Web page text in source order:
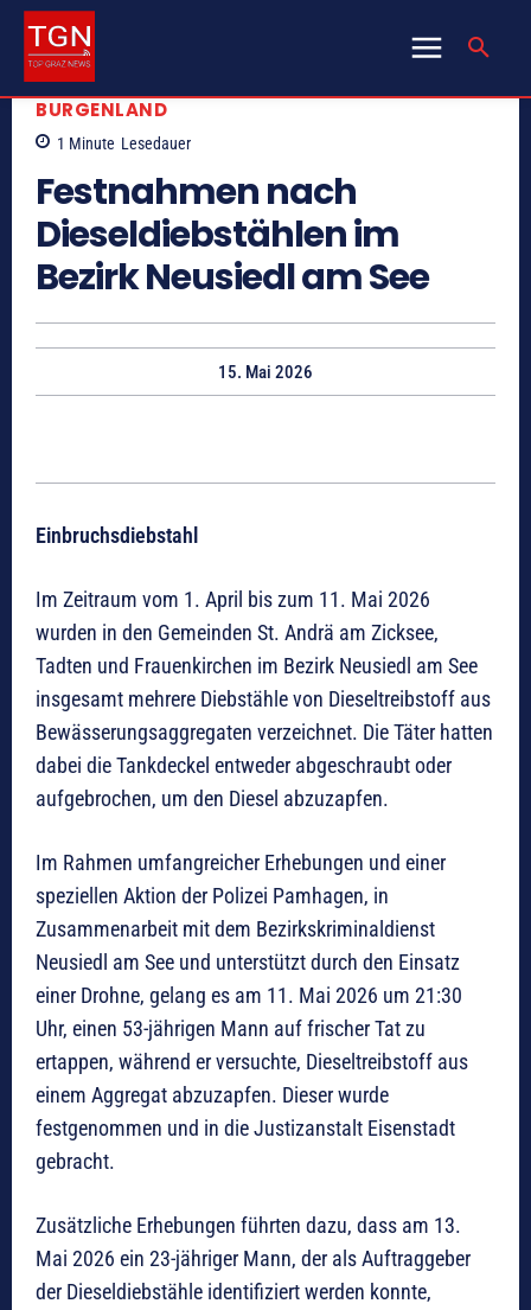
BURGENLAND
1 Minute Lesedauer
Festnahmen nach
Dieseldiebstählen im
Bezirk Neusiedl am See
15. Mai 2026
Einbruchsdiebstahl
Im Zeitraum vom 1. April bis zum 11. Mai 2026
wurden in den Gemeinden St. Andrä am Zicksee,
Tadten und Frauenkirchen im Bezirk Neusiedl am See
insgesamt mehrere Diebstähle von Dieseltreibstoff aus
Bewässerungsaggregaten verzeichnet. Die Täter hatten
dabei die Tankdeckel entweder abgeschraubt oder
aufgebrochen, um den Diesel abzuzapfen.
Im Rahmen umfangreicher Erhebungen und einer
speziellen Aktion der Polizei Pamhagen, in
Zusammenarbeit mit dem Bezirkskriminaldienst
Neusiedl am See und unterstützt durch den Einsatz
einer Drohne, gelang es am 11. Mai 2026 um 21:30
Uhr, einen 53-jährigen Mann auf frischer Tat zu
ertappen, während er versuchte, Dieseltreibstoff aus
einem Aggregat abzuzapfen. Dieser wurde
festgenommen und in die Justizanstalt Eisenstadt
gebracht.
Zusätzliche Erhebungen führten dazu, dass am 13.
Mai 2026 ein 23-jähriger Mann, der als Auftraggeber
der Dieseldiebstähle identifiziert werden konnte,